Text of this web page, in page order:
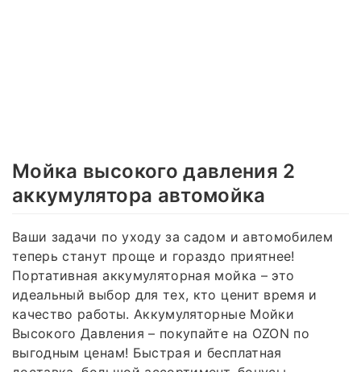
Мойка высокого давления 2
аккумулятора автомойка
Ваши задачи по уходу за садом и автомобилем
теперь станут проще и гораздо приятнее!
Портативная аккумуляторная мойка – это
идеальный выбор для тех, кто ценит время и
качество работы. Аккумуляторные Мойки
Высокого Давления – покупайте на OZON по
выгодным ценам! Быстрая и бесплатная